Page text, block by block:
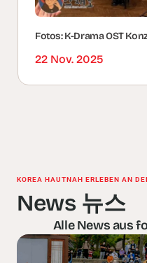
Fotos: K-Drama OST
22 Nov. 2025
KOREA HAUTNAH ERLEBEN AN
News 뉴스
Alle News aus